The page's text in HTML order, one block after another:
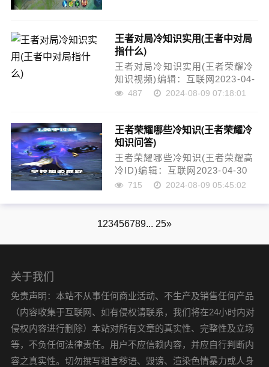
识。1. 英雄的出场顺序是有规律
的在王者……
428 2024-08-09 07:45:01
王者对局冷知识实用(王者中对局
指什么)
王者对局冷知识实用(王者荣耀冷
知识视频)编辑：互联网2023-04-
30 23:45:13-王者荣耀是一款非
择。然而，除了几个显而易见的
策略，王者对局中还有很多冷知
识和实用技巧可以帮……
487 2024-08-09 07:18:01
王者荣耀哪些冷知识(王者荣耀冷
知识问答)
王者荣耀哪些冷知识(王者荣耀高
冷ID)编辑：互联网2023-04-30
23:45:38-王者荣耀是一款非常受
虽然该游戏已经人气爆棚，但是
掘。下面就让我……
715 2024-08-09 05:45:02
123456789... 25»
关于我们
免责声明：本站不从事任何商业活动、不生产及销售任何产品
（内容收集于互联网、如有侵权请联系，我们将在24小时内对
侵权内容进行删除）本站对所有文章的真实性、完整性及立场
等，不负任何法律责任。用户不应信赖内容，并应自行判断内
容之真实性。切勿撰写粗言秽语、毁谤、渲染色情暴力或人身